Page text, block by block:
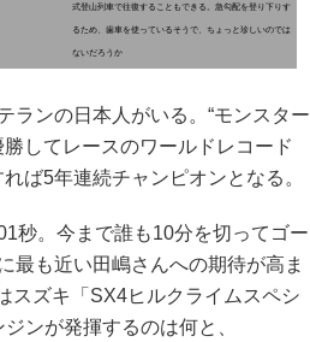
式登山列車で往復することもできる。急勾配を登り下りす
るため、歯車を使っているそうで、ちょっと珍しいのでは
ないだろうか
ンの日本人がいる。“モンスター
してレースのワールドレコード
ば5年連続チャンピオンとなる。
秒。今まで誰も10分を切ってゴー
最も近い田嶋さんへの期待が高ま
スズキ「SX4ヒルクライムスペシ
ンが発揮するのは何と、